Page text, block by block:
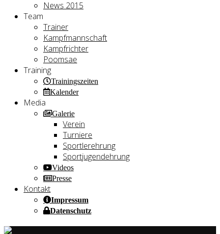
News 2015
Team
Trainer
Kampfmannschaft
Kampfrichter
Poomsae
Training
Trainingszeiten
Kalender
Media
Galerie
Verein
Turniere
Sportlerehrung
Sportjugendehrung
Videos
Presse
Kontakt
Impressum
Datenschutz